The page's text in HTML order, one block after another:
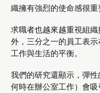
織擁有強烈的使命感很重
求職者也越來越重視組
外，三分之一的員工表
工作與生活的平衡。
我們的研究還顯示，彈
何時在辦公室工作）會